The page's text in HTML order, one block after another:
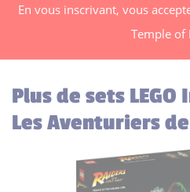
En vous inscrivant, vous
Temple of
Plus de sets LEGO
Les Aventuriers